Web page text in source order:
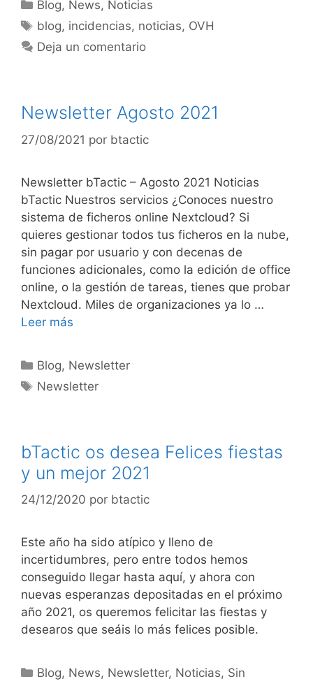
Blog, News, Noticias
blog, incidencias, noticias, OVH
Deja un comentario
Newsletter Agosto 2021
27/08/2021 por btactic
Newsletter bTactic – Agosto 2021 Noticias
bTactic Nuestros servicios ¿Conoces nuestro
sistema de ficheros online Nextcloud? Si
quieres gestionar todos tus ficheros en la nube,
sin pagar por usuario y con decenas de
funciones adicionales, como la edición de office
online, o la gestión de tareas, tienes que probar
Nextcloud. Miles de organizaciones ya lo …
Leer más
Blog, Newsletter
Newsletter
bTactic os desea Felices fiestas
y un mejor 2021
24/12/2020 por btactic
Este año ha sido atípico y lleno de
incertidumbres, pero entre todos hemos
conseguido llegar hasta aquí, y ahora con
nuevas esperanzas depositadas en el próximo
año 2021, os queremos felicitar las fiestas y
desearos que seáis lo más felices posible.
Blog, News, Newsletter, Noticias, Sin